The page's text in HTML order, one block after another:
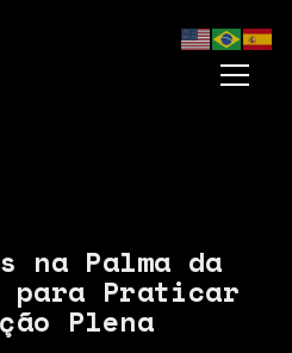
na Palma da
para Praticar
Plena